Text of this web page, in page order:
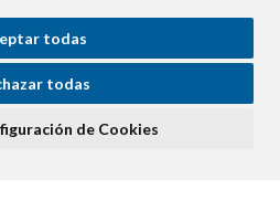
y sus servicios.
“Aceptar todas”
uso. Si pulsa el botón
las cookies técnicas
todas
todas
de Cookies